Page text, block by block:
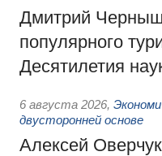
Дмитрий
популярного
Десятилетия
6 августа 2026,
двусторонней основе
Алексей